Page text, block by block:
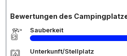
Bewertungen des
Sauberkeit
Unterkunft/Stellplatz